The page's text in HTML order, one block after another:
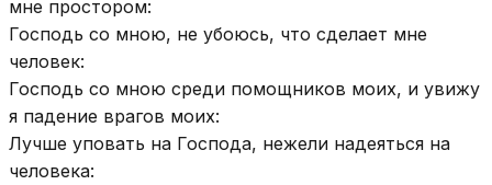
мне простором:
Господь со мною, не убоюсь, что сделает мне
человек:
Господь со мною среди помощников моих, и увижу
я падение врагов моих:
Лучше уповать на Господа, нежели надеяться на
человека: